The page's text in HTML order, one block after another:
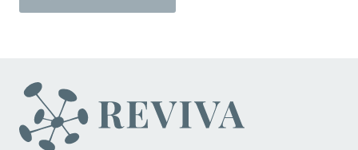
on
tehdä
valinnat